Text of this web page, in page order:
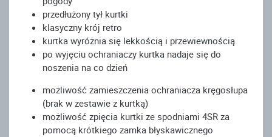
przedłużony tył kurtki
klasyczny krój retro
kurtka wyróżnia się lekkością i przewiewnością
po wyjęciu ochraniaczy kurtka nadaje się do
noszenia na co dzień
możliwość zamieszczenia ochraniacza kręgosłupa
(brak w zestawie z kurtką)
możliwość zpięcia kurtki ze spodniami 4SR za
pomocą krótkiego zamka błyskawicznego